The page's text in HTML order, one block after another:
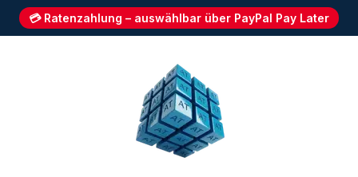
💳 Ratenzahlung – auswählbar über PayPal Pay Later